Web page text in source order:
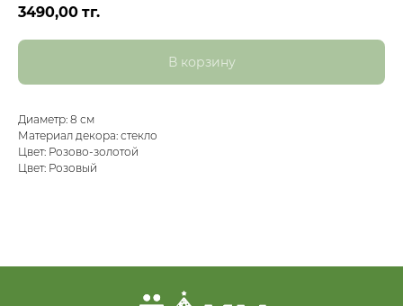
3490,00 тг.
В корзину
Диаметр: 8 см
Материал декора: стекло
Цвет: Розово-золотой
Цвет: Розовый